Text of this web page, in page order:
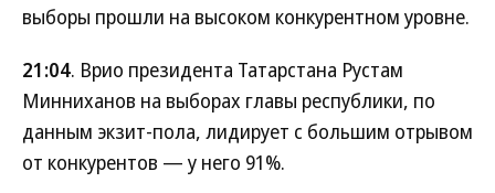
выборы прошли на высоком конкурентном уровне.
21:04. Врио президента Татарстана Рустам
Минниханов на выборах главы республики, по
данным экзит-пола, лидирует с большим отрывом
от конкурентов — у него 91%.